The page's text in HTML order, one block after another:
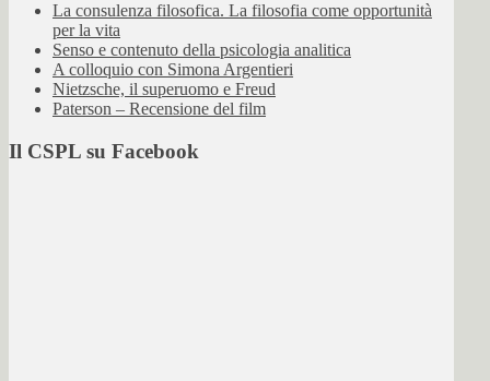
La consulenza filosofica. La filosofia come opportunità
per la vita
Senso e contenuto della psicologia analitica
A colloquio con Simona Argentieri
Nietzsche, il superuomo e Freud
Paterson – Recensione del film
Il CSPL su Facebook